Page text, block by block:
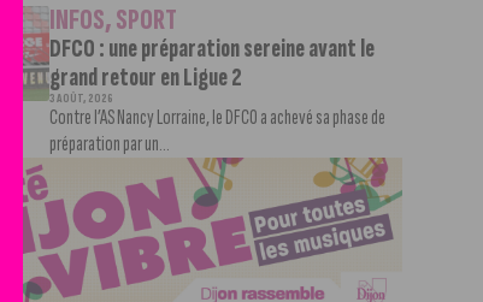
INFOS,SPORT
DFCO : une préparation sereine avant le
grand retour en Ligue 2
3 AOÛT, 2026
Contre l’AS Nancy Lorraine, le DFCO a achevé sa phase de
préparation par un...